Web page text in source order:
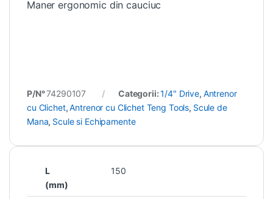
Maner ergonomic din cauciuc
P/N°74290107 Categorii:1/4" Drive, Antrenor
cu Clichet,Antrenor cu Clichet Teng Tools, Scule de
Mana, Scule si Echipamente
L
(mm)
150